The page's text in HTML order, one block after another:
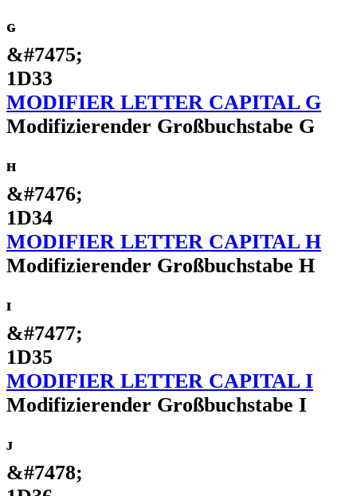
ᴳ
&#7475;
1D33
MODIFIER LETTER CAPITAL G
Modifizierender Großbuchstabe G
ᴴ
&#7476;
1D34
MODIFIER LETTER CAPITAL H
Modifizierender Großbuchstabe H
ᴵ
&#7477;
1D35
MODIFIER LETTER CAPITAL I
Modifizierender Großbuchstabe I
ᴶ
&#7478;